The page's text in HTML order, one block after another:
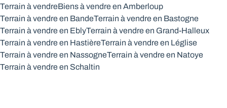
Terrain à vendreBiens à vendre en Amberloup
Terrain à vendre en BandeTerrain à vendre en Bastogne
Terrain à vendre en EblyTerrain à vendre en Grand-Halleux
Terrain à vendre en HastièreTerrain à vendre en Léglise
Terrain à vendre en NassogneTerrain à vendre en Natoye
Terrain à vendre en Schaltin